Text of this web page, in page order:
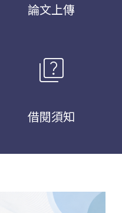
論文上傳
quiz
借閱須知